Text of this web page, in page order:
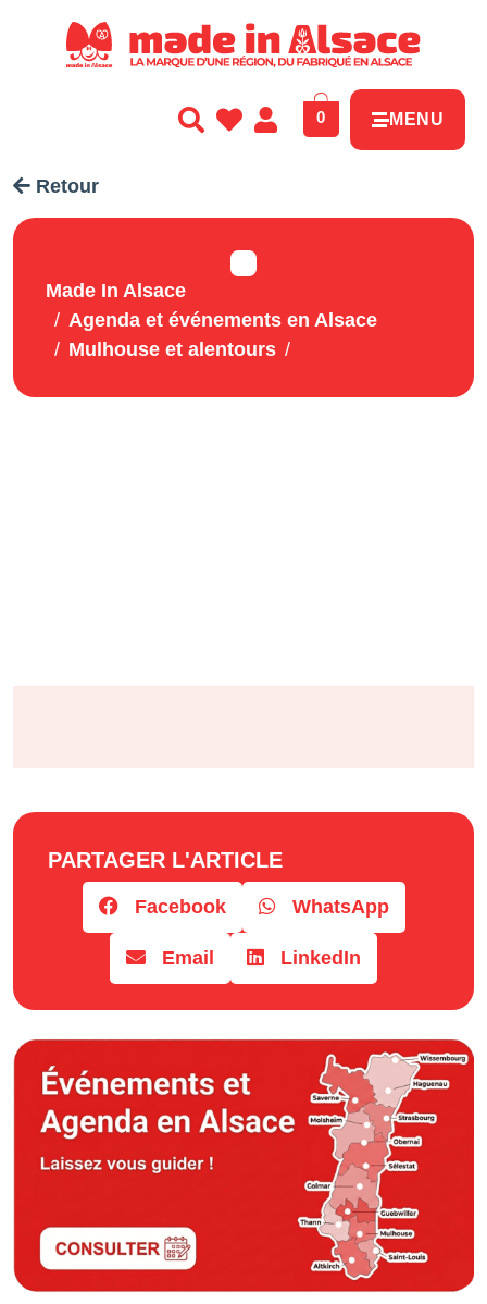
0 MENU
Retour
Made In Alsace
Agenda et événements en Alsace
Mulhouse et alentours
PARTAGER L'ARTICLE
Facebook WhatsApp
Email LinkedIn